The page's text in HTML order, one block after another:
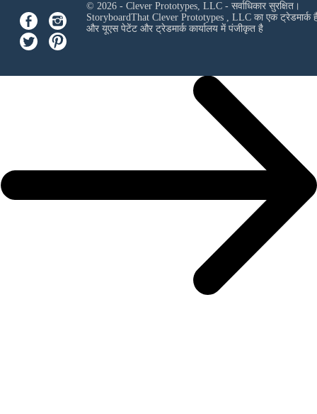
© 2026 - Clever Prototypes, LLC - सर्वाधिकार सुरक्षित।
StoryboardThat Clever Prototypes , LLCका एक ट्रेडमार्क
और यूएस पेटेंट और ट्रेडमार्क कार्यालय में पंजीकृत है